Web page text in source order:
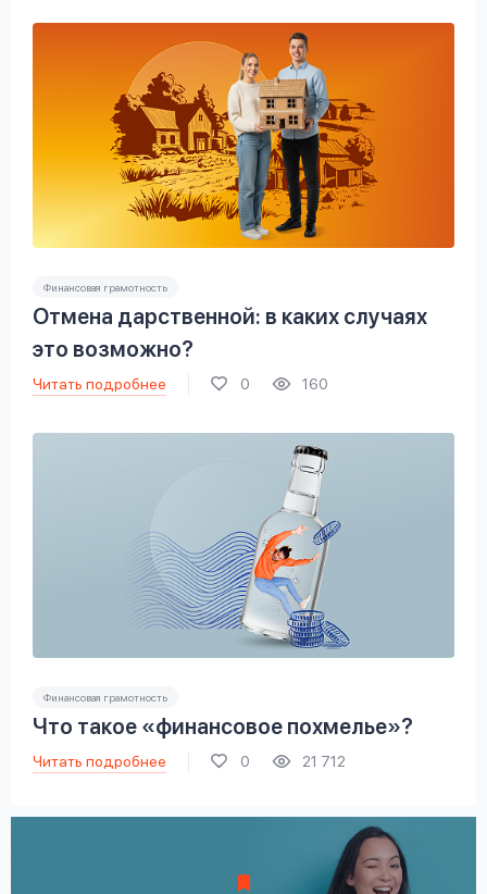
Финансовая грамотность
Отмена дарственной: в каких случаях
это возможно?
Читать подробнее 0 160
Финансовая грамотность
Что такое «финансовое похмелье»?
Читать подробнее 0 21 712